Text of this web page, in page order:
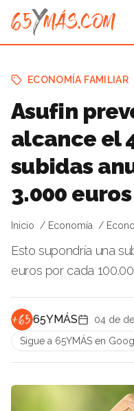
ECONOMÍA FAMILIAR
Asufin
alcance el
subidas
3.000 euros
Inicio Economía
Esto supondría una
euros por cada
65YMÁS
04 de
Sigue a 65YMÁS en